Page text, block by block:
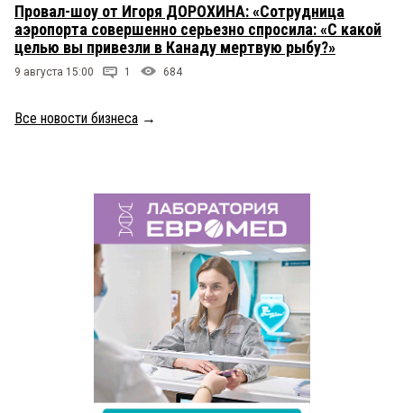
Провал-шоу от Игоря ДОРОХИНА: «Сотрудница
аэропорта совершенно серьезно спросила: «С какой
целью вы привезли в Канаду мертвую рыбу?»
9 августа 15:00 1 684
Все новости бизнеса →